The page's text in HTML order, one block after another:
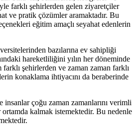
farklı şehirlerden gelen ziyaretçiler
ve pratik çözümler aramaktadır. Bu
eğitim amaçlı seyahat edenlerin
bazılarına ev sahipliği
hareketliliğini yılın her döneminde
şehirlerden ve zaman zaman farklı
konaklama ihtiyacını da beraberinde
insanlar çoğu zaman zamanlarını verimli
kalmak istemektedir. Bu nedenle